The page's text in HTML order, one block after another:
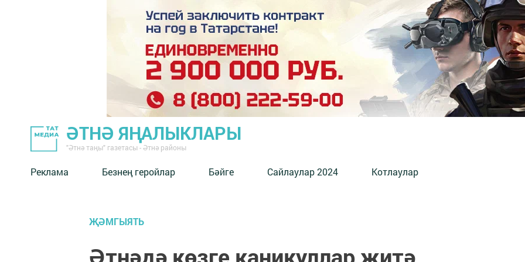
ӘТНӘ ЯҢАЛЫКЛАРЫ
"Әтнә таңы" газетасы - Әтнә районы
Реклама Безнең геройлар Бәйге Сайлаулар 2024 Котлаулар
ҖӘМГЫЯТЬ
Әтнәдә көзге каникуллар җитә